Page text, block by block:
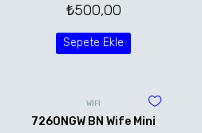
₺500,00
Sepete Ekle
WİFİ
7260NGW BN Wife Mini